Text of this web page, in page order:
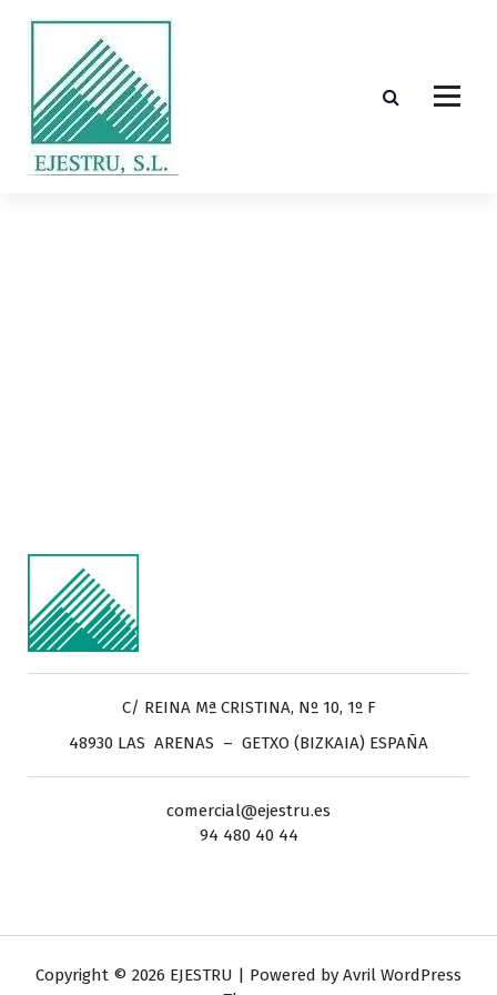
C/ REINA Mª CRISTINA, Nº 10, 1º F
48930 LAS ARENAS – GETXO (BIZKAIA) ESPAÑA
comercial@ejestru.es
94 480 40 44
Copyright © 2026 EJESTRU | Powered by Avril WordPress